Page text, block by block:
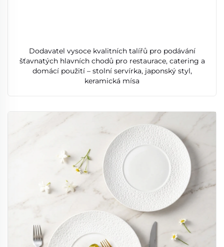
Dodavatel vysoce kvalitních talířů pro podávání
šťavnatých hlavních chodů pro restaurace, catering a
domácí použití – stolní servírka, japonský styl,
keramická mísa